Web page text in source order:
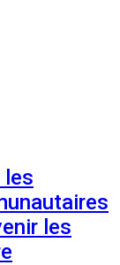
les
les